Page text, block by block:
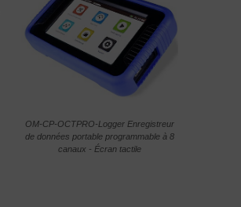
OM-CP-OCTPRO-Logger Enregistreur
de données portable programmable à 8
canaux - Écran tactile